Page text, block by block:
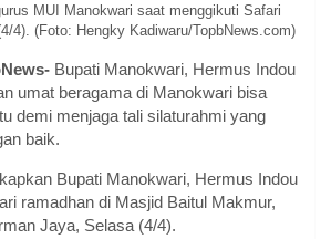
MUI Manokwari saat menggikuti Safari
4). (Foto: Hengky Kadiwaru/TopbNews.com)
Bupati Manokwari, Hermus Indou
umat beragama di Manokwari bisa
demi menjaga tali silaturahmi yang
baik.
Bupati Manokwari, Hermus Indou
ramadhan di Masjid Baitul Makmur,
Jaya, Selasa (4/4).